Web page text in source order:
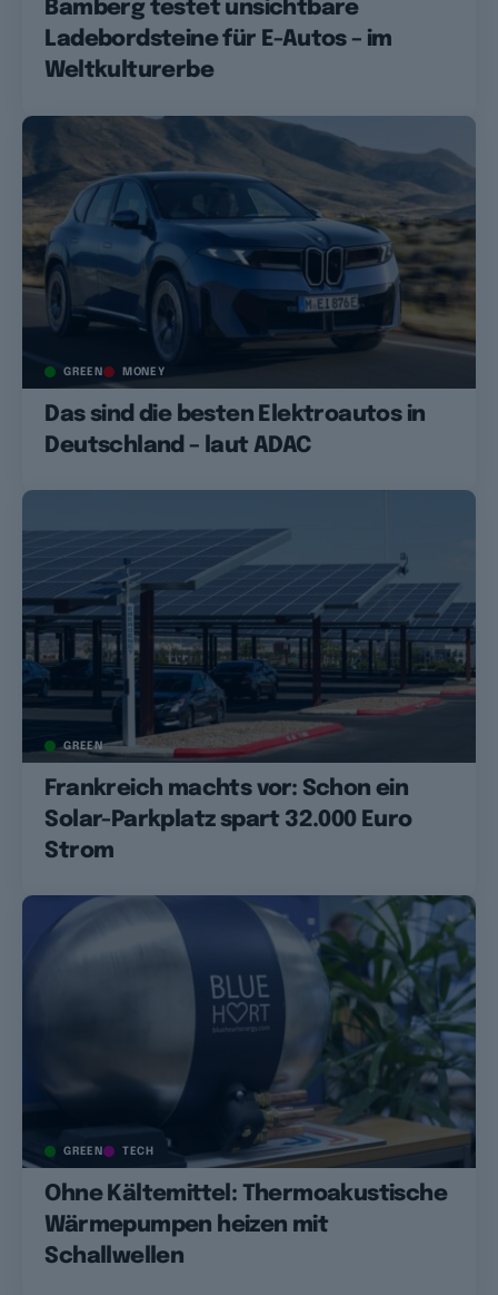
Bamberg testet unsichtbare
Ladebordsteine für E-Autos – im
Weltkulturerbe
GREEN MONEY
Das sind die besten Elektroautos in
Deutschland – laut ADAC
GREEN
Frankreich machts vor: Schon ein
Solar-Parkplatz spart 32.000 Euro
Strom
GREEN TECH
Ohne Kältemittel: Thermoakustische
Wärmepumpen heizen mit
Schallwellen